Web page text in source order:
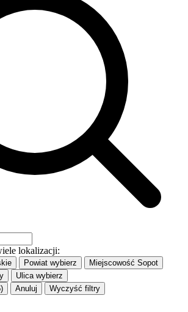
lokalizacji:
Powiat wybierz Miejscowość Sopot
Ulica wybierz
Anuluj Wyczyść filtry